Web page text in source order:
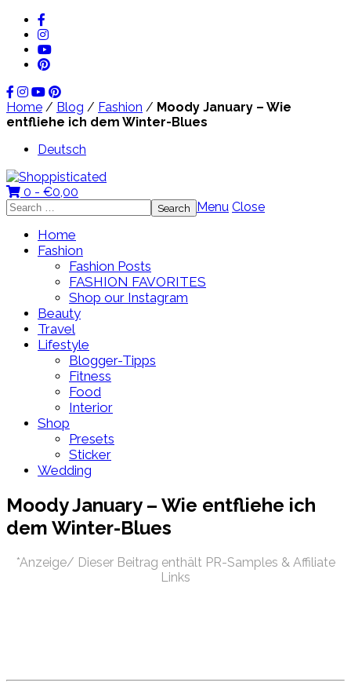
Home / Blog / Fashion / Moody January – Wie
entfliehe ich dem Winter-Blues
Deutsch
0 - €0,00
Search
for:
Menu Close
Home
Fashion
Fashion Posts
FASHION FAVORITES
Shop our Instagram
Beauty
Travel
Lifestyle
Blogger-Tipps
Fitness
Food
Interior
Shop
Presets
Sticker
Wedding
Moody January – Wie entfliehe ich
dem Winter-Blues
*Anzeige/ Dieser Beitrag enthält PR-Samples & Affiliate
Links